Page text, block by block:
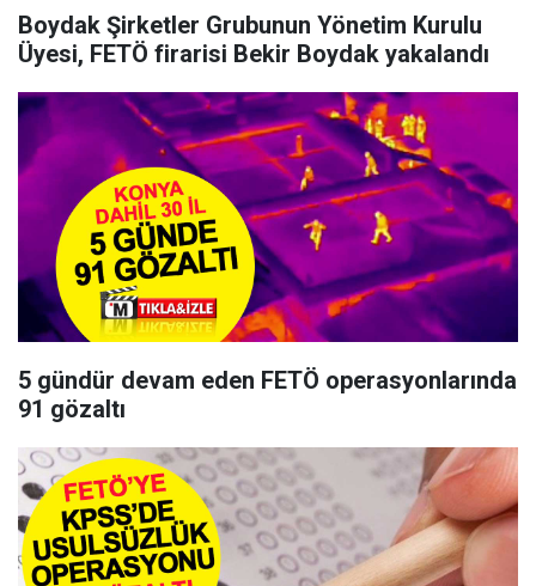
Boydak Şirketler Grubunun Yönetim Kurulu
Üyesi, FETÖ firarisi Bekir Boydak yakalandı
5 gündür devam eden FETÖ operasyonlarında
91 gözaltı